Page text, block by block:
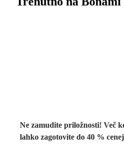
Ne zamudite priložnosti! Več
lahko zagotovite do 40 %